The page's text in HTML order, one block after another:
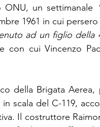
un settimanale
1961 in cui
ad un figlio
con cui Vincenzo
della Brigata
scala del C-119,
Il costruttore